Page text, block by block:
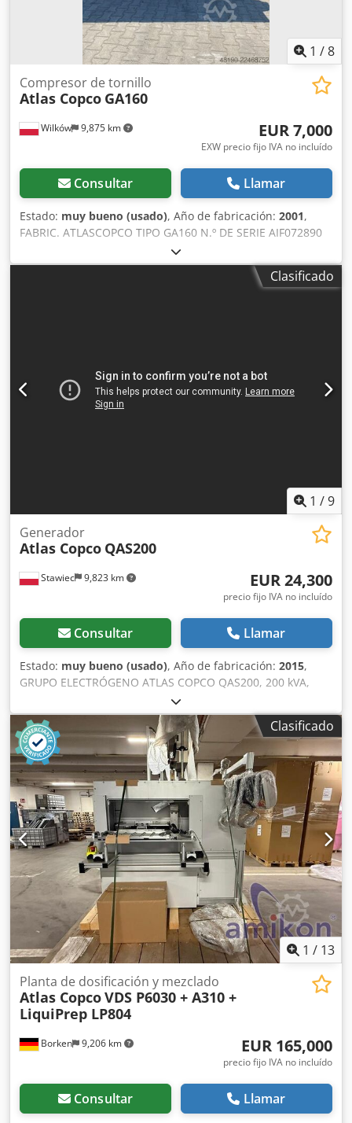
1 /8
Wilków 9,875 km
Compresor de tornillo
Atlas Copco GA160
EUR 7,000
EXW precio fijo IVA no incluído
Consultar Llamar
Estado: muy bueno (usado), Año de fabricación: 2001,
FABRIC. ATLASCOPCO TIPO GA160 N.º DE SERIE AIF072890
AÑO 2001 POTENCIA (kW) 167 CAUDAL (m3/min) 21
PRESIÓN (bar) 8,5 HORAS (FUNCIONAMIENTO/TOTAL)
INVERSOR DE FRECUENCIA no Codpfx Aszq AfuebysrfClasificado
1 /9
Stawiec 9,823 km
Generador
Atlas Copco QAS200
EUR 24,300
precio fijo IVA no incluído
Consultar Llamar
Estado: muy bueno (usado), Año de fabricación: 2015,
GRUPO ELECTRÓGENO ATLAS COPCO QAS200, 200 kVA,
fabricado en 2015, revisado. Datos técnicos: Credpfxszp H
T He Abyef Potencia: 200 kVA (160 kW); Año de fabricación:
2015; Motor: VOLVO PENTA; Horas de funcionamiento:
3705 horas. El grupo electrógeno está en perfecto estado
de funcionamiento. Precio neto: 105.000 PLN Precio bruto:
129.150 PLN Enlace al vídeo a continuación.
Clasificado
1 / 13
Borken 9,206 km
Planta de dosificación y mezclado
Atlas CopcoVDS P6030 + A310 +
LiquiPrep LP804
EUR 165,000
precio fijo IVA no incluído
Consultar Llamar